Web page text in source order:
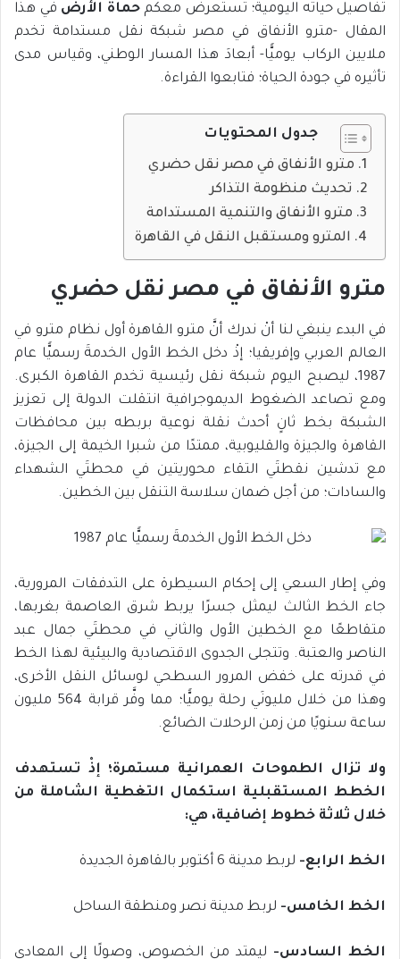
تفاصيل حياته اليومية؛ تستعرض معكمحماة الأرض في هذا
المقال -مترو الأنفاق في مصر شبكة نقل مستدامة تخدم
ملايين الركاب يوميًّا- أبعادَ هذا المسار الوطني، وقياس مدى
تأثيره في جودة الحياة؛ فتابعوا القراءة.
جدول المحتويات
مترو الأنفاق في مصر نقل حضري
تحديث منظومة التذاكر
مترو الأنفاق والتنمية المستدامة
المترو ومستقبل النقل في القاهرة
مترو الأنفاق في مصر نقل حضري
في البدء ينبغي لنا أنْ ندرك أنَّ مترو القاهرة أول نظام مترو في
العالم العربي وإفريقيا؛ إذْ دخل الخط الأول الخدمةَ رسميًّا عام
1987، ليصبح اليوم شبكة نقل رئيسية تخدم القاهرة الكبرى.
ومع تصاعد الضغوط الديموجرافية انتقلت الدولة إلى تعزيز
الشبكة بخط ثانٍ أحدث نقلة نوعية بربطه بين محافظات
القاهرة والجيزة والقليوبية، ممتدًا من شبرا الخيمة إلى الجيزة،
مع تدشين نقطتَي التقاء محوريتين في محطتَي الشهداء
والسادات؛ من أجل ضمان سلاسة التنقل بين الخطين.
وفي إطار السعي إلى إحكام السيطرة على التدفقات المرورية،
جاء الخط الثالث ليمثل جسرًا يربط شرق العاصمة بغربها،
متقاطعًا مع الخطين الأول والثاني في محطتَي جمال عبد
الناصر والعتبة. وتتجلى الجدوى الاقتصادية والبيئية لهذا الخط
في قدرته على خفض المرور السطحي لوسائل النقل الأخرى،
وهذا من خلال مليونَي رحلة يوميًّا؛ مما وفَّر قرابة 564 مليون
ساعة سنويًا من زمن الرحلات الضائع.
ولا تزال الطموحات العمرانية مستمرة؛ إذْ تستهدف
الخطط المستقبلية استكمال التغطية الشاملة من
خلال ثلاثة خطوط إضافية، هي:
الخط الرابع- لربط مدينة 6 أكتوبر بالقاهرة الجديدة
الخط الخامس- لربط مدينة نصر ومنطقة الساحل
الخط السادس- ليمتد من الخصوص، وصولًا إلى المعادي